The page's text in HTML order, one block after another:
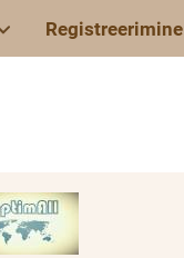
Registreerimine